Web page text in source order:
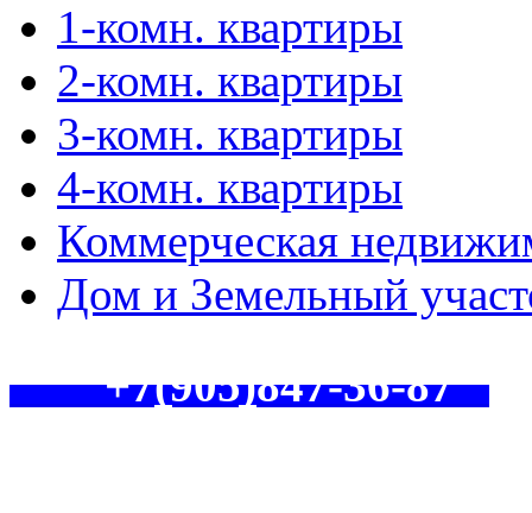
1-комн. квартиры
2-комн. квартиры
3-комн. квартиры
4-комн. квартиры
Коммерческая
Дом и Земельный
+7(905)847-36-87